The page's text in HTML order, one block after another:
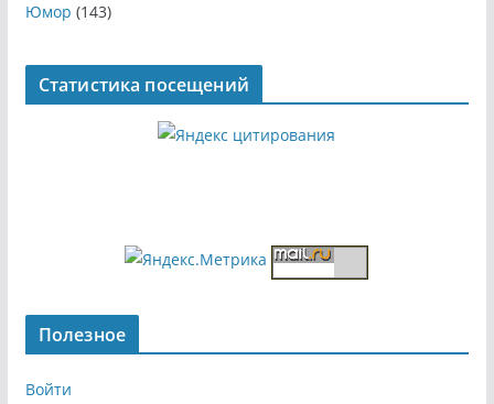
Юмор (143)
Статистика посещений
Полезное
Войти